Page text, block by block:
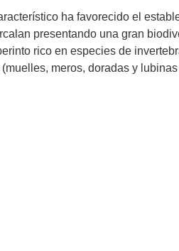
ha favorecido el
presentando una gran
rico en especies de
meros, doradas y